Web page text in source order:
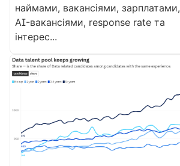
наймами, вакансіями, зарплатами,
AI-вакансіями, response rate та
інтерес...